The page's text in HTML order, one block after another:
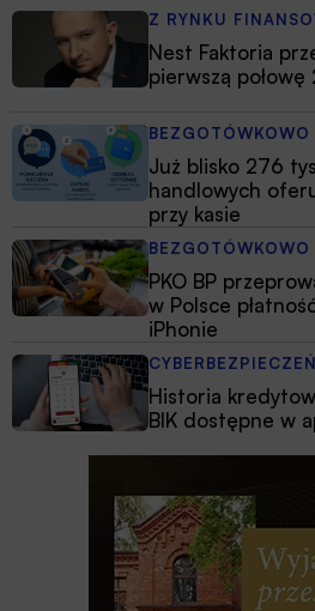
Z RYNKU
Nest Faktoria
pierwszą
BEZGOTÓWKOWO
Już blisko 276
handlowych
przy kasie
BEZGOTÓWKOWO
PKO BP
w Polsce
iPhonie
Historia
BIK dostępne w